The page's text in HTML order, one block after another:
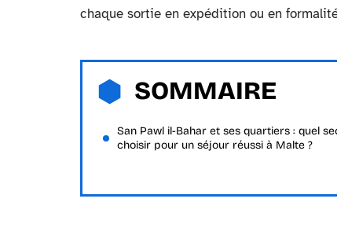
chaque sortie en expédition ou en
SOMMAIRE
San Pawl il-Bahar et ses quartiers : quel
choisir pour un séjour réussi à Malte ?